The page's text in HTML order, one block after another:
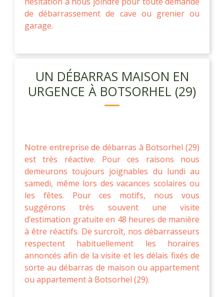
de débarrassement de cave ou grenier ou
garage.
UN DÉBARRAS MAISON EN
URGENCE À BOTSORHEL (29)
Notre entreprise de débarras à Botsorhel (29)
est très réactive. Pour ces raisons nous
demeurons toujours joignables du lundi au
samedi, même lors des vacances scolaires ou
les fêtes. Pour ces motifs, nous vous
suggérons très souvent une visite
d’estimation gratuite en 48 heures de manière
à être réactifs. De surcroît, nos débarrasseurs
respectent habituellement les horaires
annoncés afin de la visite et les délais fixés de
sorte au débarras de maison ou appartement
ou appartement à Botsorhel (29).